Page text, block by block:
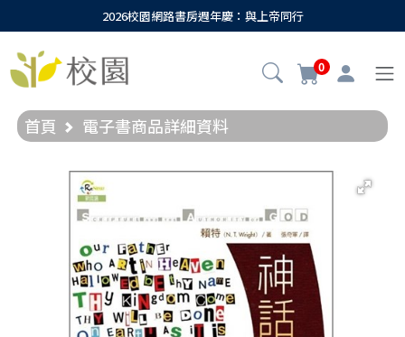
2026校園網路書房週年慶：與上帝同行
0
首頁 電子書商品詳細資料